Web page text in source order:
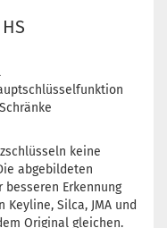
keine
abgebildeten
Erkennung
Keyline, Silca, JMA und
Original gleichen.